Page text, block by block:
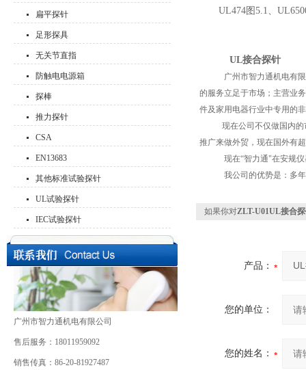
扁平探针
足形探具
无关节直指
防触电电源箱
探棒
推力探针
CSA
EN13683
其他标准试验探针
UL试验探针
IEC试验探针
广州市智力通机电有限公司
售后服务：18011959092
销售传真：86-20-81927487
UL474图5.1、
UL接合探针
广州市智力通机电有限公
的服务立足于市场；主营业
件及家用电器行业中专用的
现在公司不仅做国内的市
推广来做外贸，现在国外有
现在“智力通"在安规仪器
我公司的优势是：多年的
如果你对ZLT-U01UL接合
产品：
您的单位：
您的姓名：